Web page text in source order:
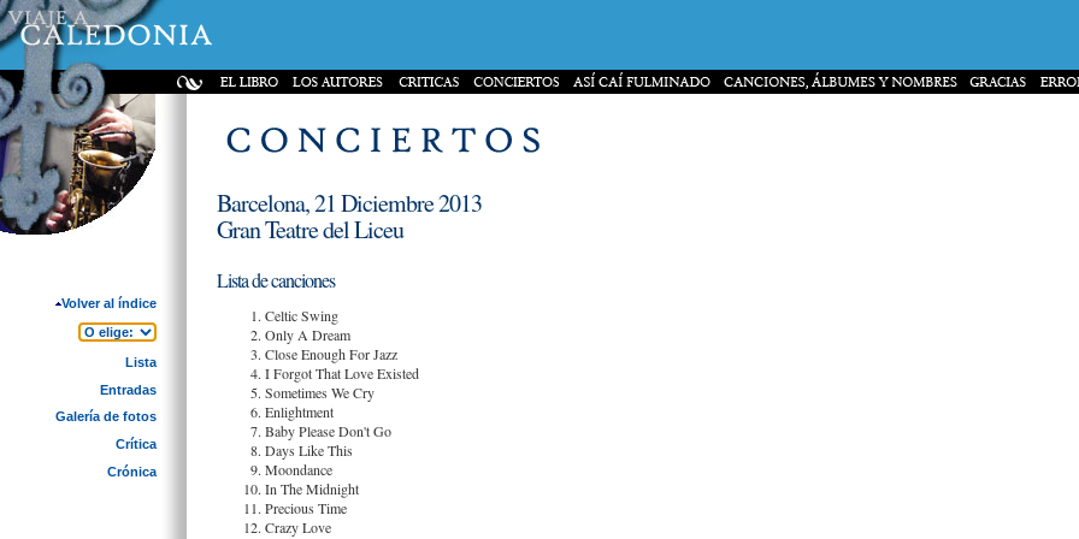
Volver al índice
Lista
Entradas
Galería de fotos
Crítica
Crónica
Barcelona, 21 Diciembre 2013
Gran Teatre del Liceu
Lista de canciones
Celtic Swing
Only A Dream
Close Enough For Jazz
I Forgot That Love Existed
Sometimes We Cry
Enlightment
Baby Please Don't Go
Days Like This
Moondance
In The Midnight
Precious Time
Crazy Love